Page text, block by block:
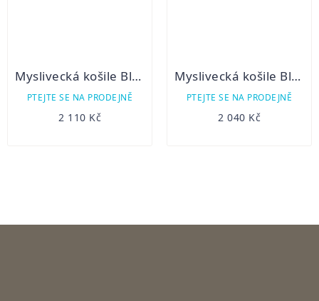
Myslivecká košile Blaser Sergia
PTEJTE SE NA PRODEJNĚ
2 110 Kč
Myslivecká košile Blaser Juna dámská
PTEJTE SE NA PRODEJNĚ
2 040 Kč